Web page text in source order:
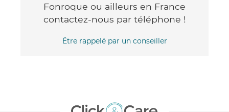
Fonroque ou ailleurs en France
contactez-nous par téléphone !
Être rappelé par un conseiller